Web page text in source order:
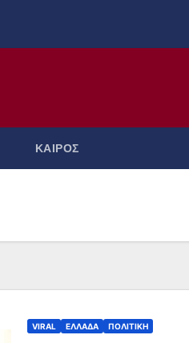
ΚΑΙΡΟΣ
VIRAL ΕΛΛΑΔΑ ΠΟΛΙΤΙΚΗ